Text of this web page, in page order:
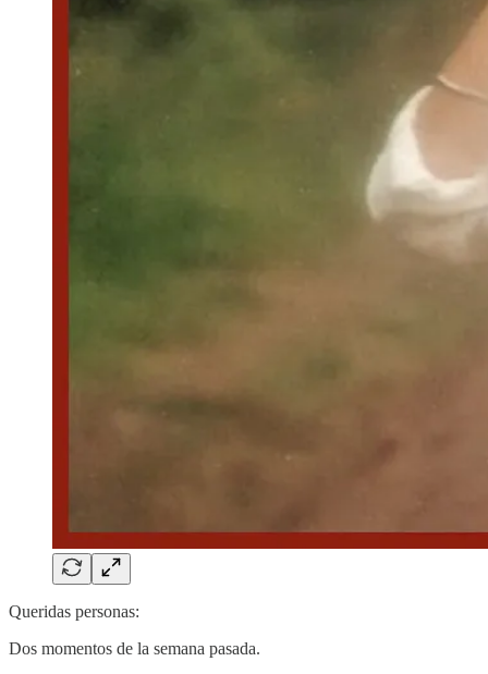
Queridas personas:
Dos momentos de la semana pasada.